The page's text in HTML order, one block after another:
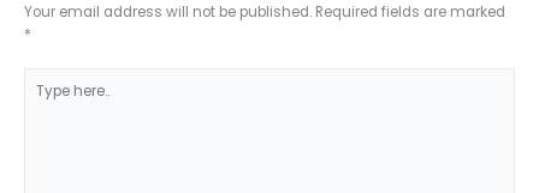
Your email address will not be published. Required fields are marked
*
here..